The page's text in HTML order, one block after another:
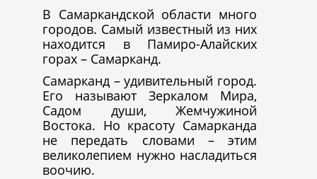
В Самаркандской области много
городов. Самый известный из них
находится в Памиро-Алайских
горах – Самарканд.
Самарканд – удивительный город.
Его называют Зеркалом Мира,
Садом души, Жемчужиной
Востока. Но красоту Самарканда
не передать словами – этим
великолепием нужно насладиться
воочию.